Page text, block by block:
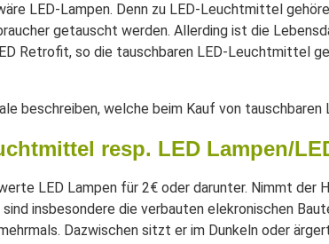
LED-Lampen. Denn zu LED-Leuchtmittel
getauscht werden. Allerding ist die
Retrofit, so die tauschbaren LED-Leuchtmittel
beschreiben, welche beim Kauf von
resp. LED Lampen/
LED Lampen für 2€ oder darunter. Nimmt der
insbesondere die verbauten elekronischen
Dazwischen sitzt er im Dunkeln oder